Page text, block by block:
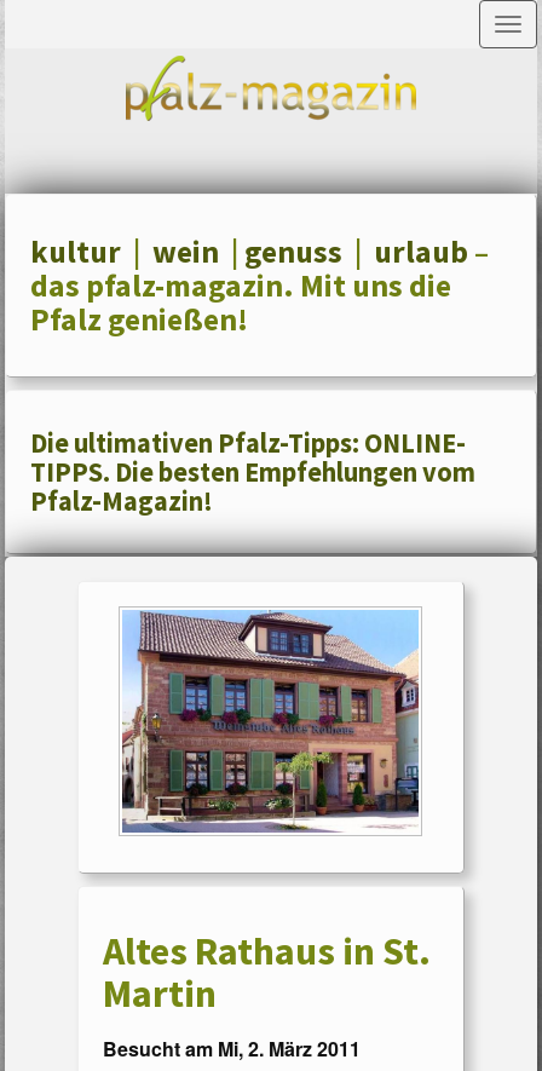
kultur |wein | genuss | urlaub –
das pfalz-magazin. Mit uns die
Pfalz genießen!
Die ultimativen Pfalz-Tipps: ONLINE-
TIPPS. Die besten Empfehlungen vom
Pfalz-Magazin!
Altes Rathaus in St.
Martin
Besucht am Mi, 2. März 2011